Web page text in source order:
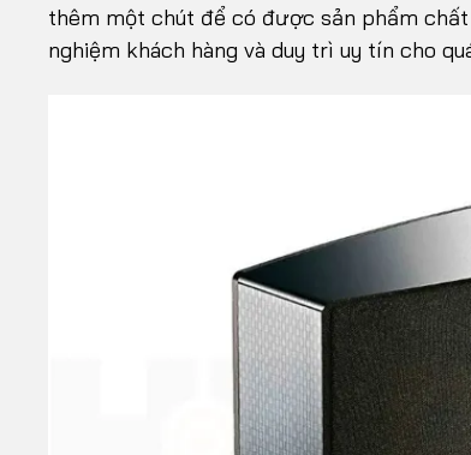
thêm một chút để có được sản phẩm
nghiệm khách hàng và duy trì uy tín cho